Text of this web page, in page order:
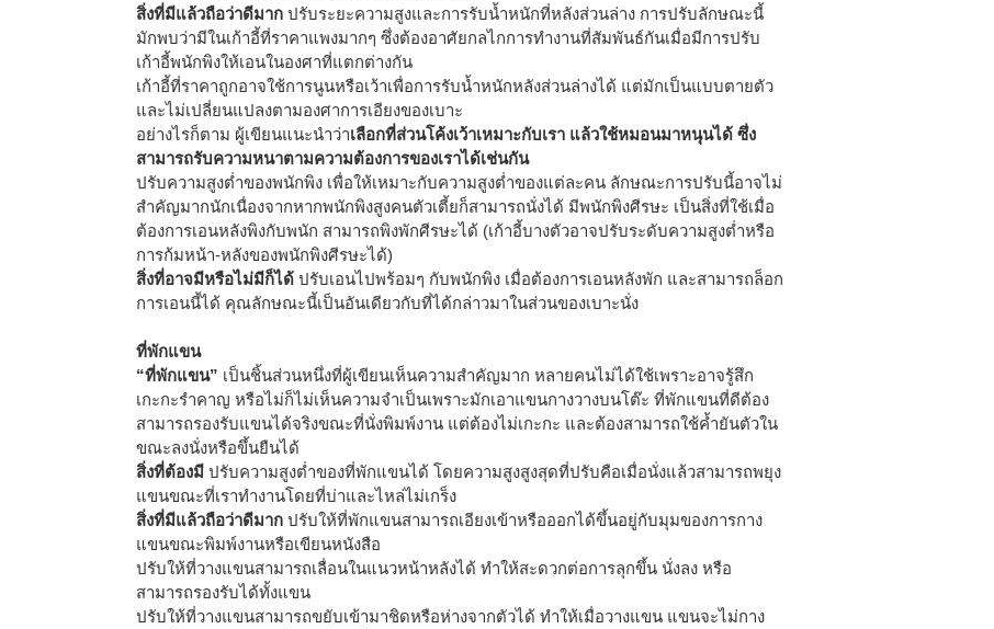
สิ่งที่มีแล้วถือว่าดีมาก ปรับระยะความสูงและการรับน้ำหนักที่หลังส่วนล่าง การปรับลักษณะนี้
มักพบว่ามีในเก้าอี้ที่ราคาแพงมากๆ ซึ่งต้องอาศัยกลไกการทำงานที่สัมพันธ์กันเมื่อมีการปรับ
เก้าอี้พนักพิงให้เอนในองศาที่แตกต่างกัน
เก้าอี้ที่ราคาถูกอาจใช้การนูนหรือเว้าเพื่อการรับน้ำหนักหลังส่วนล่างได้ แต่มักเป็นแบบตายตัว
และไม่เปลี่ยนแปลงตามองศาการเอียงของเบาะ
อย่างไรก็ตาม ผู้เขียนแนะนำว่าเลือกที่ส่วนโค้งเว้าเหมาะกับเรา แล้วใช้หมอนมาหนุนได้ ซึ่ง
สามารถรับความหนาตามความต้องการของเราได้เช่นกัน
ปรับความสูงต่ำของพนักพิง เพื่อให้เหมาะกับความสูงต่ำของแต่ละคน ลักษณะการปรับนี้อาจไม่
สำคัญมากนักเนื่องจากหากพนักพิงสูงคนตัวเตี้ยก็สามารถนั่งได้ มีพนักพิงศีรษะ เป็นสิ่งที่ใช้เมื่อ
ต้องการเอนหลังพิงกับพนัก สามารถพิงพักศีรษะได้ (เก้าอี้บางตัวอาจปรับระดับความสูงต่ำหรือ
การก้มหน้า-หลังของพนักพิงศีรษะได้)
สิ่งที่อาจมีหรือไม่มีก็ได้ ปรับเอนไปพร้อมๆ กับพนักพิง เมื่อต้องการเอนหลังพัก และสามารถล็อก
การเอนนี้ได้ คุณลักษณะนี้เป็นอันเดียวกับที่ได้กล่าวมาในส่วนของเบาะนั่ง
ที่พักแขน
“ที่พักแขน” เป็นชิ้นส่วนหนึ่งที่ผู้เขียนเห็นความสำคัญมาก หลายคนไม่ได้ใช้เพราะอาจรู้สึก
เกะกะรำคาญ หรือไม่ก็ไม่เห็นความจำเป็นเพราะมักเอาแขนกางวางบนโต๊ะ ที่พักแขนที่ดีต้อง
สามารถรองรับแขนได้จริงขณะที่นั่งพิมพ์งาน แต่ต้องไม่เกะกะ และต้องสามารถใช้ค้ำยันตัวใน
ขณะลงนั่งหรือขึ้นยืนได้
สิ่งที่ต้องมี ปรับความสูงต่ำของที่พักแขนได้ โดยความสูงสูงสุดที่ปรับคือเมื่อนั่งแล้วสามารถพยุง
แขนขณะที่เราทำงานโดยที่บ่าและไหล่ไม่เกร็ง
สิ่งที่มีแล้วถือว่าดีมาก ปรับให้ที่พักแขนสามารถเอียงเข้าหรือออกได้ขึ้นอยู่กับมุมของการกาง
แขนขณะพิมพ์งานหรือเขียนหนังสือ
ปรับให้ที่วางแขนสามารถเลื่อนในแนวหน้าหลังได้ ทำให้สะดวกต่อการลุกขึ้น นั่งลง หรือ
สามารถรองรับได้ทั้งแขน
ปรับให้ที่วางแขนสามารถขยับเข้ามาชิดหรือห่างจากตัวได้ ทำให้เมื่อวางแขน แขนจะไม่กาง